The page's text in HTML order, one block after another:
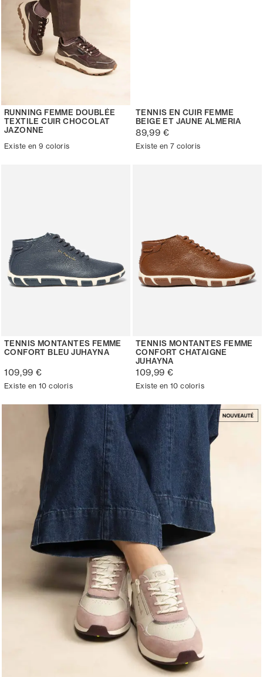
RUNNING FEMME DOUBLÉE
TEXTILE CUIR CHOCOLAT
JAZONNE
Existe en 9 coloris
TENNIS EN CUIR FEMME
BEIGE ET JAUNE ALMERIA
89,99 €
Existe en 7 coloris
TENNIS MONTANTES FEMME
CONFORT BLEU JUHAYNA
109,99 €
Existe en 10 coloris
TENNIS MONTANTES FEMME
CONFORT CHATAIGNE
JUHAYNA
109,99 €
Existe en 10 coloris